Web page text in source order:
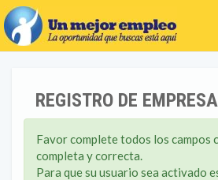
REGISTRO DE
Favor complete todos los campos
completa y correcta.
Para que su usuario sea activado